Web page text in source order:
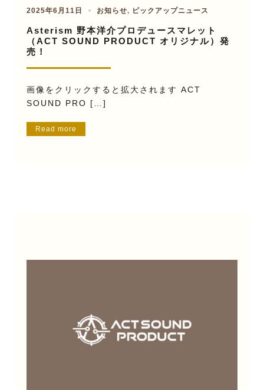
2025年6月11日 お知らせ, ピックアップニュース
Asterism 野本洋介プロデュースマレット
（ACT SOUND PRODUCT オリジナル）発
売！
画像をクリックすると拡大されます ACT
SOUND PRO […]
Read more